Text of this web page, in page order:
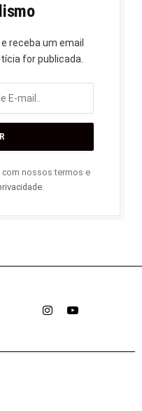
receba um email
for publicada.
com nossos termos e
.
InstagramYouTube